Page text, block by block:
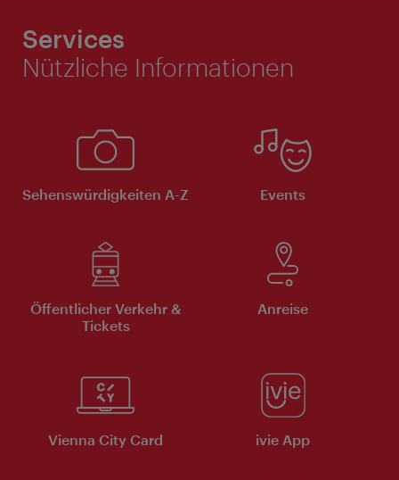
Services
Nützliche Informationen
Sehenswürdigkeiten A-Z Events
Öffentlicher Verkehr &
Tickets
Anreise
Vienna City Card ivie App